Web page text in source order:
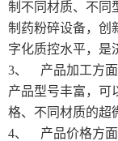
制不同材质、不同
制药粉碎设备，创
字化质控水平，是
3、 产品加工方面
产品型号丰富，可
格、不同材质的超
4、 产品价格方